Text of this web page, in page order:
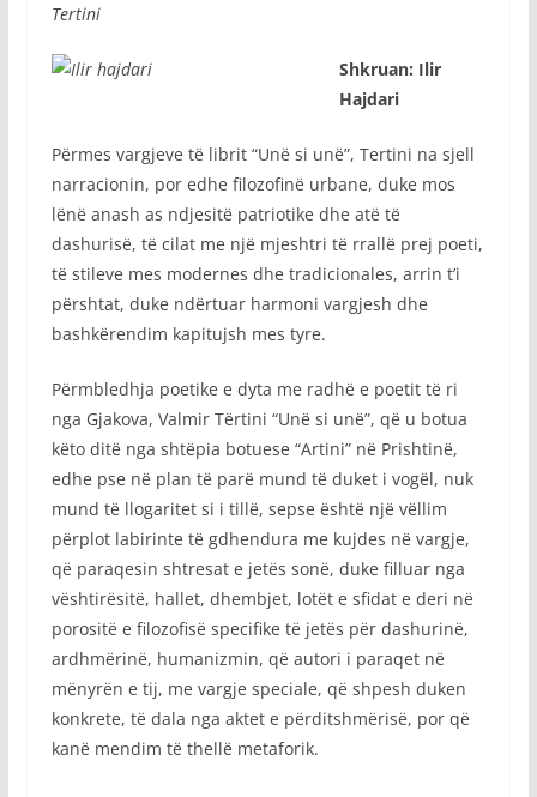
Tertini
Shkruan: Ilir
Hajdari
Përmes vargjeve të librit “Unë si unë”, Tertini na sjell
narracionin, por edhe filozofinë urbane, duke mos
lënë anash as ndjesitë patriotike dhe atë të
dashurisë, të cilat me një mjeshtri të rrallë prej poeti,
të stileve mes modernes dhe tradicionales, arrin t’i
përshtat, duke ndërtuar harmoni vargjesh dhe
bashkërendim kapitujsh mes tyre.
Përmbledhja poetike e dyta me radhë e poetit të ri
nga Gjakova, Valmir Tërtini “Unë si unë”, që u botua
këto ditë nga shtëpia botuese “Artini” në Prishtinë,
edhe pse në plan të parë mund të duket i vogël, nuk
mund të llogaritet si i tillë, sepse është një vëllim
përplot labirinte të gdhendura me kujdes në vargje,
që paraqesin shtresat e jetës sonë, duke filluar nga
vështirësitë, hallet, dhembjet, lotët e sfidat e deri në
porositë e filozofisë specifike të jetës për dashurinë,
ardhmërinë, humanizmin, që autori i paraqet në
mënyrën e tij, me vargje speciale, që shpesh duken
konkrete, të dala nga aktet e përditshmërisë, por që
kanë mendim të thellë metaforik.